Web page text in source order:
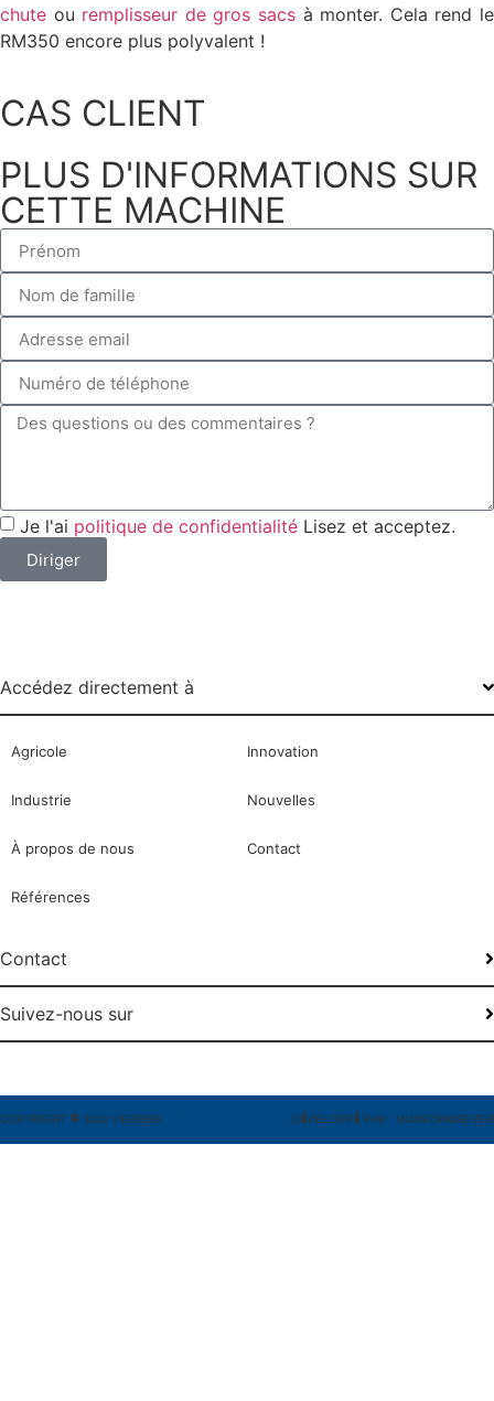
chute ou remplisseur de gros sacs à monter. Cela rend le
RM350 encore plus polyvalent !
CAS CLIENT
PLUS D'INFORMATIONS SUR
CETTE MACHINE
Je l'ai politique de confidentialité Lisez et acceptez.
Diriger
Accédez directement à
Agricole
Industrie
À propos de nous
Références
Innovation
Nouvelles
Contact
Contact
Suivez-nous sur
COPYRIGHT © 2026 VEGNIEK D ÉVELOPP É PAR : MIJNVORMGEVER